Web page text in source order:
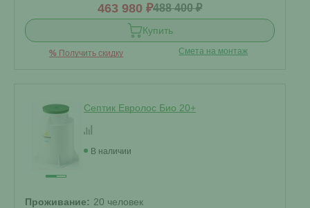
463 980 ₽488 400 ₽
Купить
% Получить скидку Смета на монтаж
Септик Евролос Био 20+
В наличии
Проживание: 20 человек